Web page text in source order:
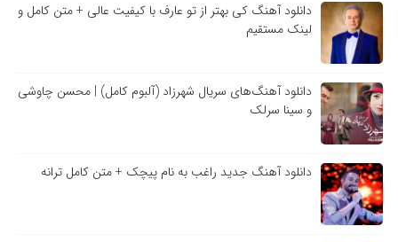
دانلود آهنگ کی بهتر از تو عارف با کیفیت عالی + متن کامل و
لینک مستقیم
دانلود آهنگ‌های سریال شهرزاد (آلبوم کامل) | محسن چاوشی
و سینا سرلک
دانلود آهنگ جدید راغب به نام پیچک + متن کامل ترانه